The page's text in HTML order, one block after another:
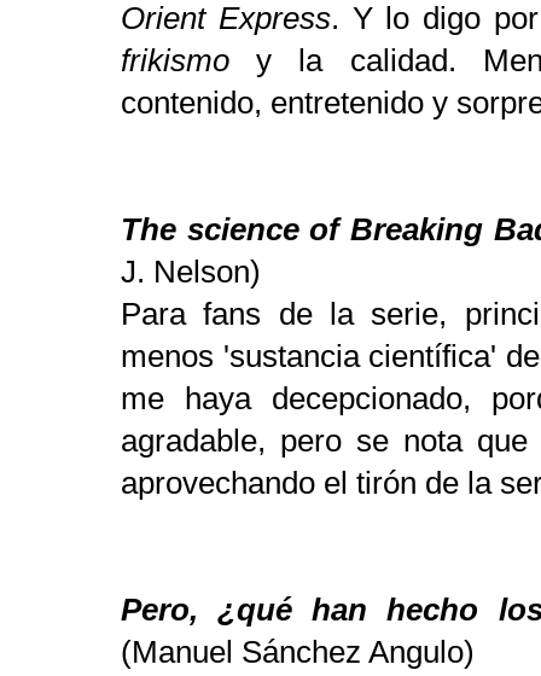
Orient Express. Y lo digo
frikismoy la calidad.
contenido, entretenido y
The science of Breaking
J. Nelson)
Para fans de la serie,
menos 'sustancia científica'
me haya decepcionado,
agradable, pero se nota
aprovechando el tirón de la
Pero, ¿qué han hecho
(Manuel Sánchez Angulo)